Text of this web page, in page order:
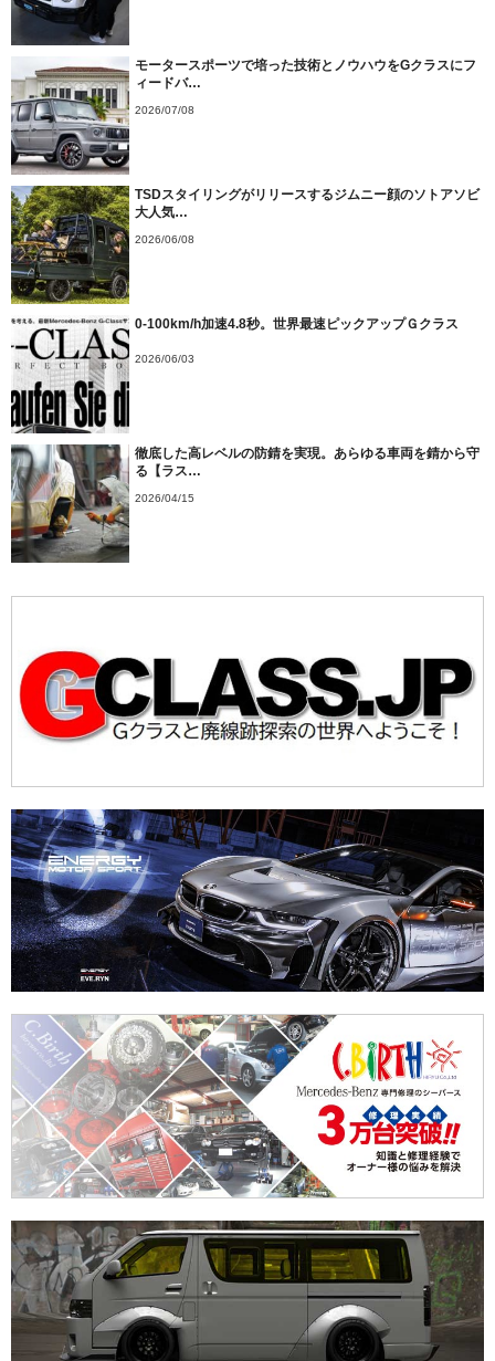
モータースポーツで培った技術とノウハウをGクラスにフ
ィードバ…
2026/07/08
TSDスタイリングがリリースするジムニー顔のソトアソビ
大人気…
2026/06/08
0-100km/h加速4.8秒。世界最速ピックアップＧクラス
2026/06/03
徹底した高レベルの防錆を実現。あらゆる車両を錆から守
る【ラス…
2026/04/15